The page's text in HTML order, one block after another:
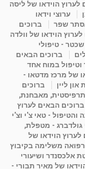
09:12
לערוץ הוידאו של ליסה
ערוצי וידאו
שפר
ברוכים
הוידאו של וולדה
- טיפולי
ברוכים הבאים
וטיפול במוח אחד
של מרכז מדטאו -
ליין
ברוכים
מאבחנת,
ברוכים הבאים לערוץ
והטיפול - טאי צ'י וצ'י
גולדברג - מטפלת,
לערוץ הוידאו של
רפואה משלימה בקיבוץ
אלכסנדר ושיעורי
של מאיר תבורי -